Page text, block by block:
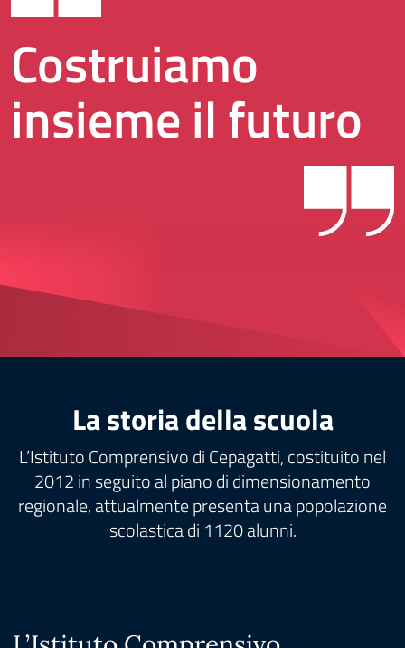
Costruiamo
insieme il futuro
La storia della scuola
L’Istituto Comprensivo di Cepagatti, costituito nel
2012 in seguito al piano di dimensionamento
regionale, attualmente presenta una popolazione
scolastica di 1120 alunni.